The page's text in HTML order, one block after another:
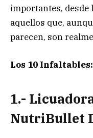
importantes, desde
aquellos que,
parecen, son
Los 10 Infaltables:
1.-
NutriBullet